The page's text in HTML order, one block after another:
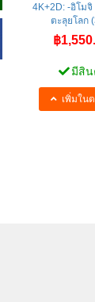
4K+2D: -อิโม
ตะลุยโลก
฿
มีสิน
เพิ่มใน